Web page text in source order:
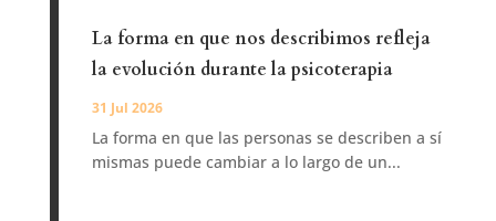
La forma en que nos describimos refleja
la evolución durante la psicoterapia
31 Jul 2026
La forma en que las personas se describen a sí
mismas puede cambiar a lo largo de un...